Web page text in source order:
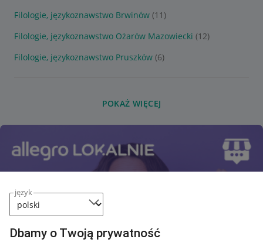
język
Dbamy o Twoją prywatność
Filologie, językoznawstwo Brwinów (11)
Filologie, językoznawstwo Ożarów Mazowiecki (12)
Filologie, językoznawstwo Pruszków (6)
POKAŻ WIĘCEJ